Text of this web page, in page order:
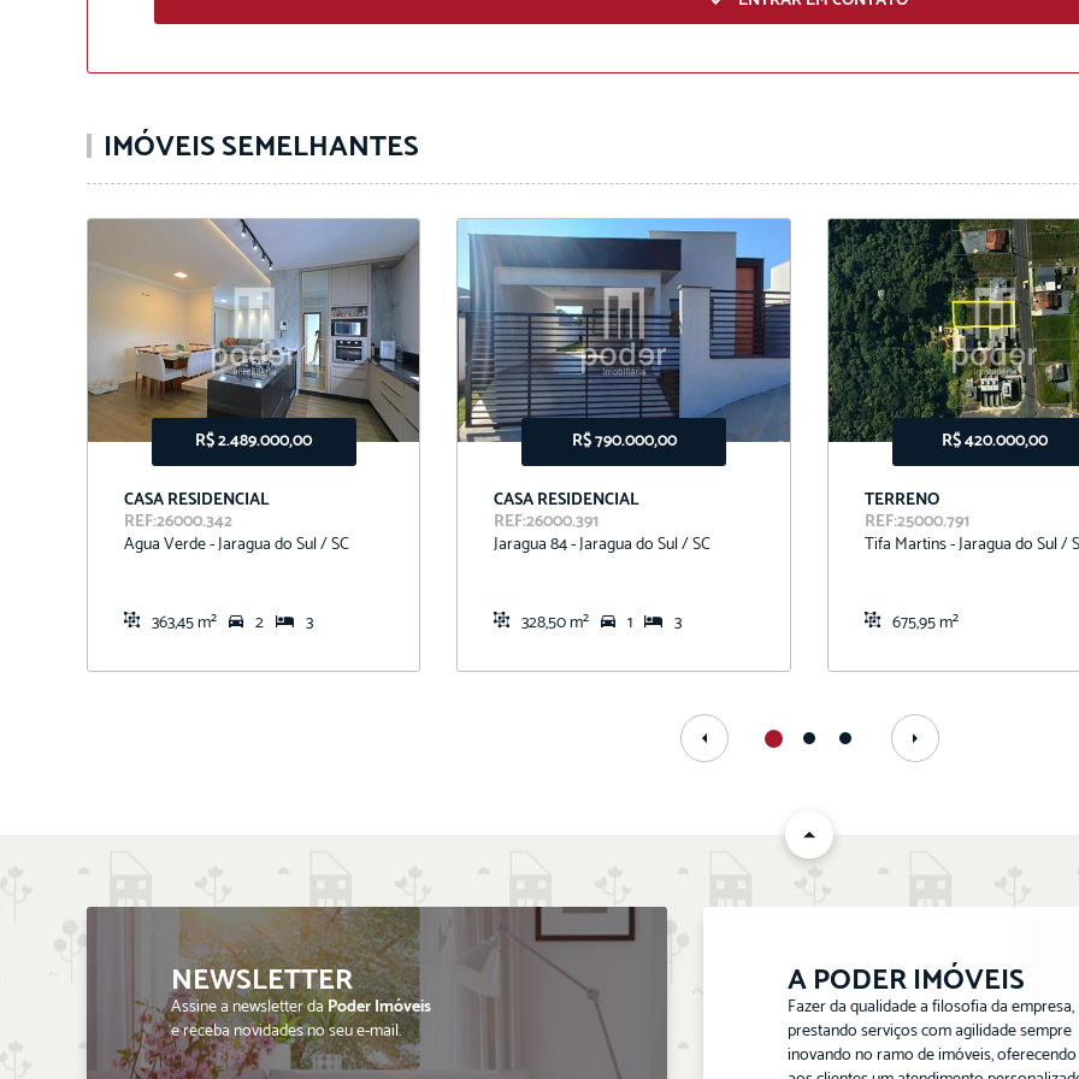
IMÓVEIS SEMELHANTES
R$ 2.489.000,00
CASA RESIDENCIAL
REF:26000.342
Agua Verde - Jaragua do Sul / SC
363,45 m² 2 3
R$ 790.000,00
CASA RESIDENCIAL
REF:26000.391
Jaragua 84 - Jaragua do Sul / SC
328,50 m² 1 3
R$ 420.000,00
TERRENO
REF:25000.791
Tifa Martins - Jaragua do Sul /
675,95 m²
ENVIAR
NEWSLETTER
Assine a newsletter daPoder Imóveis
e receba novidades no seu e-mail.
A PODER IMÓVEIS
Fazer da qualidade a filosofia da empresa,
prestando serviços com agilidade sempre
inovando no ramo de imóveis, oferecendo